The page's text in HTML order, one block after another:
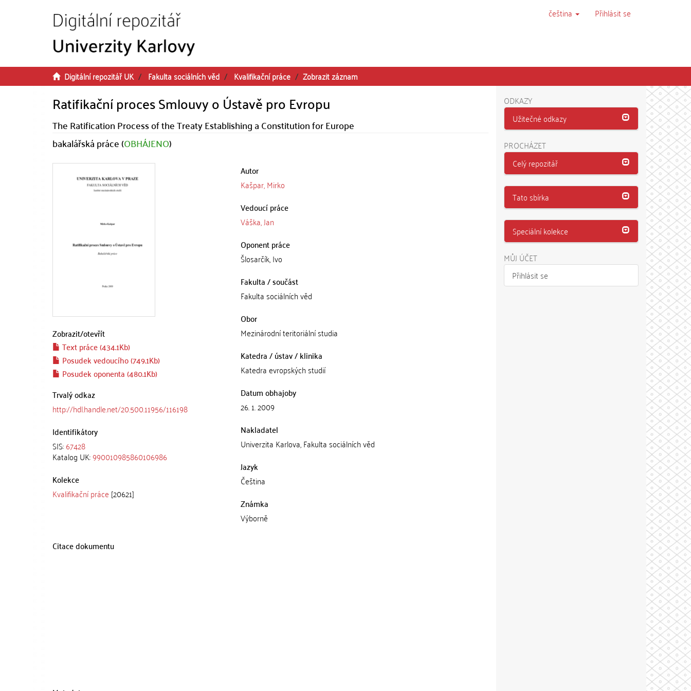
čeština Přihlásit se
Digitální repozitář UK Fakulta sociálních věd Kvalifikační práce Zobrazit záznam
Ratifikační proces Smlouvy o Ústavě pro Evropu
The Ratification Process of the Treaty Establishing a Constitution for Europe
bakalářská práce (OBHÁJENO)
Zobrazit/otevřít
Text práce (434.1Kb)
Posudek vedoucího (749.1Kb)
Posudek oponenta (480.1Kb)
Trvalý odkaz
http://hdl.handle.net/20.500.11956/116198
Identifikátory
SIS:67428
Katalog UK:990010985860106986
Kolekce
Kvalifikační práce [20621]
Autor
Kašpar, Mirko
Vedoucí práce
Váška, Jan
Oponent práce
Šlosarčík, Ivo
Fakulta / součást
Fakulta sociálních věd
Obor
Mezinárodní teritoriální studia
Katedra / ústav / klinika
Katedra evropských studií
Datum obhajoby
26. 1. 2009
Nakladatel
Univerzita Karlova, Fakulta sociálních věd
Jazyk
Čeština
Známka
Výborně
Citace dokumentu
ODKAZY
Užitečné odkazy
PROCHÁZET
Celý repozitář
Tato sbírka
Speciální kolekce
MŮJ ÚČET
Přihlásit se